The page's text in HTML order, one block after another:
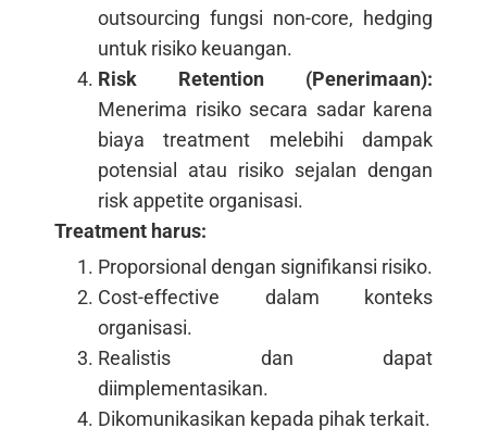
outsourcing fungsi non-core, hedging
untuk risiko keuangan.
Risk Retention (Penerimaan):
Menerima risiko secara sadar karena
biaya treatment melebihi dampak
potensial atau risiko sejalan dengan
risk appetite organisasi.
Treatment harus:
Proporsional dengan signifikansi risiko.
Cost-effective dalam konteks
organisasi.
Realistis dan dapat
diimplementasikan.
Dikomunikasikan kepada pihak terkait.